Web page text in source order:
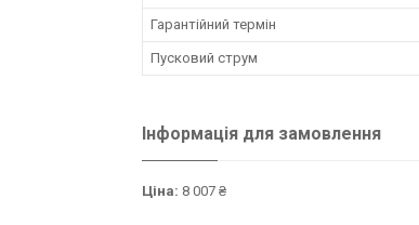
Гарантійний термін
Пусковий струм
Інформація для замовлення
Ціна: 8 007 ₴